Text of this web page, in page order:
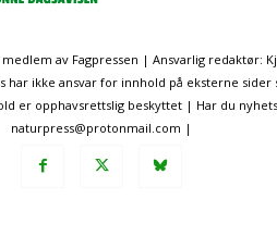
medlem av Fagpressen | Ansvarlig
har ikke ansvar for innhold på eksterne
er opphavsrettslig beskyttet | Har du
naturpress@protonmail.com |